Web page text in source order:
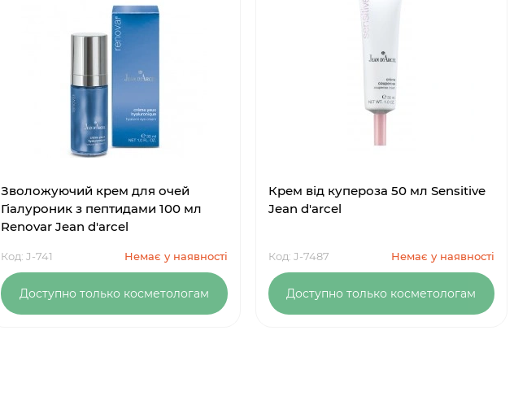
Зволожуючий крем для очей
Гіалуроник з пептидами 100 мл
Renovar Jean d'arcel
Код: J-741 Немає у наявності
Доступно только косметологам
Крем від купероза 50 мл Sensitive
Jean d'arcel
Код: J-7487 Немає у наявності
Доступно только косметологам